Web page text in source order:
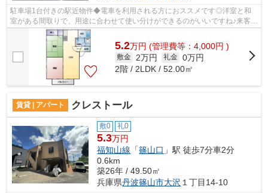
駐車場1台付きの駅近物件◆電車を利用される方におススメです◎洋室と和
室がある間取りで、用途に合わせて使い分けができるのがいいですね♪来客が
確認できるモニター付きインターホン、...
5.2万円 (管理費等：4,000円 )
敷金 2万円 礼金 0万円
2階 / 2LDK / 52.00㎡
賃貸 | アパート クレストール
敷0 礼0
5.3万円
福知山線 「篠山口 」駅 徒歩7分車2分
0.6km
築26年 / 49.50㎡
兵庫県丹波篠山市大沢 １丁目14-10